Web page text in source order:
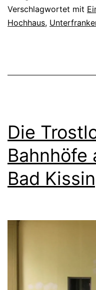
Verschlagwortet mit
Hochhaus,
Die
Bahnhöfe
Bad